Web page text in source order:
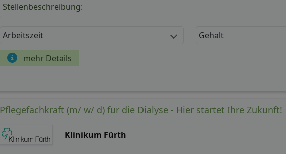
Stellenbeschreibung:
Arbeitszeit Gehalt
mehr Details
Pflegefachkraft (m/ w/ d) für die Dialyse - Hier startet Ihre Zukunft!
Klinikum Fürth